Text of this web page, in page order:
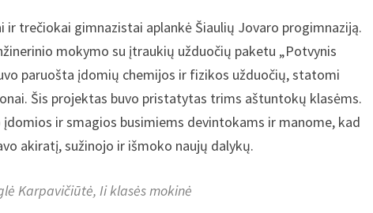
ir trečiokai gimnazistai aplankė Šiaulių Jovaro progimnaziją.
mokymo su įtraukių užduočių paketu „Potvynis
paruošta įdomių chemijos ir fizikos užduočių, statomi
Šis projektas buvo pristatytas trims aštuntokų klasėms.
ir smagios busimiems devintokams ir manome, kad
akiratį, sužinojo ir išmoko naujų dalykų.
Karpavičiūtė, Ii klasės mokinė